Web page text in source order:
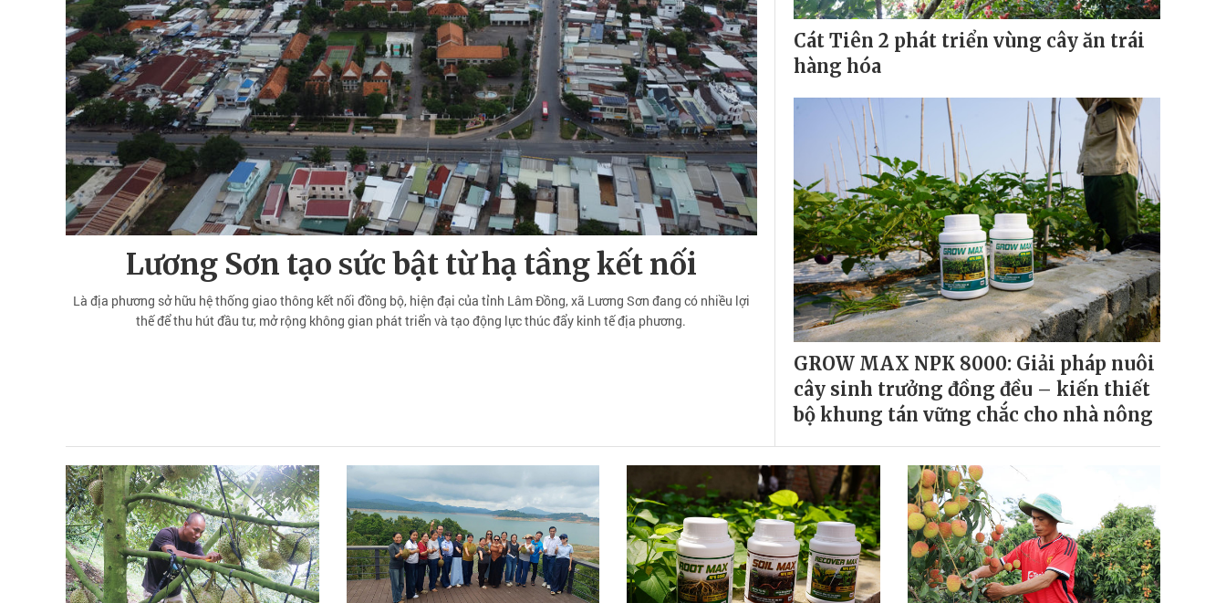
Lương Sơn tạo sức bật từ hạ tầng kết nối
Là địa phương sở hữu hệ thống giao thông kết nối đồng bộ, hiện đại của tỉnh Lâm Đồng, xã Lương Sơn đang có nhiều lợi
thế để thu hút đầu tư, mở rộng không gian phát triển và tạo động lực thúc đẩy kinh tế địa phương.
Cát Tiên 2 phát triển vùng cây ăn trái
hàng hóa
GROW MAX NPK 8000: Giải pháp nuôi
cây sinh trưởng đồng đều – kiến thiết
bộ khung tán vững chắc cho nhà nông